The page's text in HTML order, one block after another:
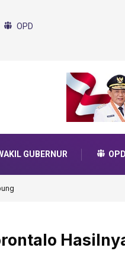
OPD
GUBERNUR OPD
2025